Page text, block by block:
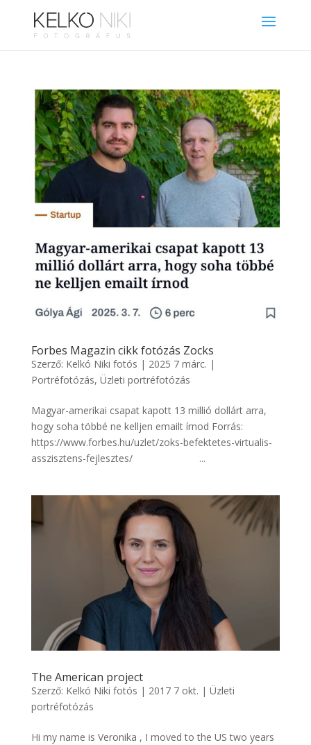
Forbes Magazin cikk fotózás Zocks
Szerző: Kelkó Niki fotós | 2025 7 márc. |
Portréfotózás, Üzleti portréfotózás
Magyar-amerikai csapat kapott 13 millió dollárt arra,
hogy soha többé ne kelljen emailt írnod Forrás:
https://www.forbes.hu/uzlet/zoks-befektetes-virtualis-
asszisztens-fejlesztes/ ...
The American project
Szerző: Kelkó Niki fotós | 2017 7 okt. | Üzleti
portréfotózás
Hi my name is Veronika , I moved to the US two years